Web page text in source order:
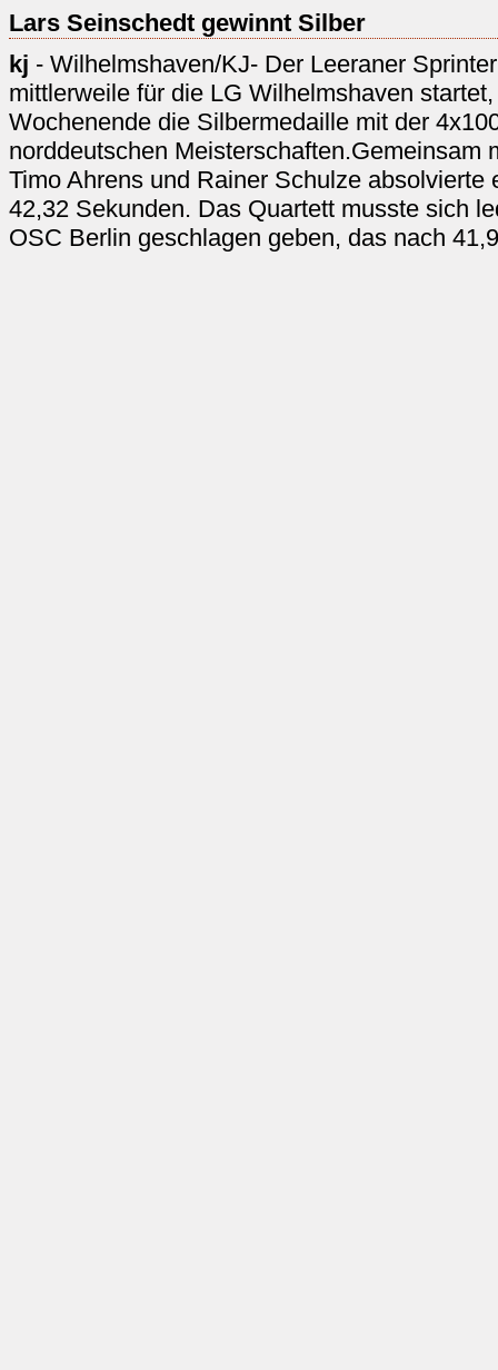
Lars Seinschedt gewinnt Silber
kj - Wilhelmshaven/KJ- Der Leeraner
mittlerweile für die LG Wilhelmshaven
Wochenende die Silbermedaille mit der
norddeutschen Meisterschaften.Gemeinsam
Timo Ahrens und Rainer Schulze absolvierte
42,32 Sekunden. Das Quartett musste sich
OSC Berlin geschlagen geben, das nach